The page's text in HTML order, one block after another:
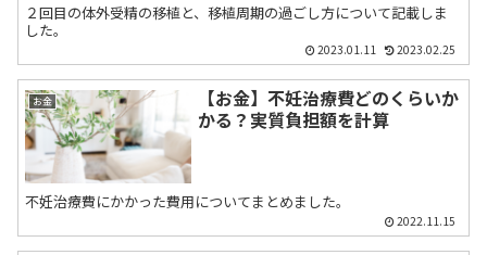
２回目の体外受精の移植と、移植周期の過ごし方について記載しま
した。
2023.01.11 2023.02.25
お金
【お金】不妊治療費どのくらいか
かる？実質負担額を計算
不妊治療費にかかった費用についてまとめました。
2022.11.15